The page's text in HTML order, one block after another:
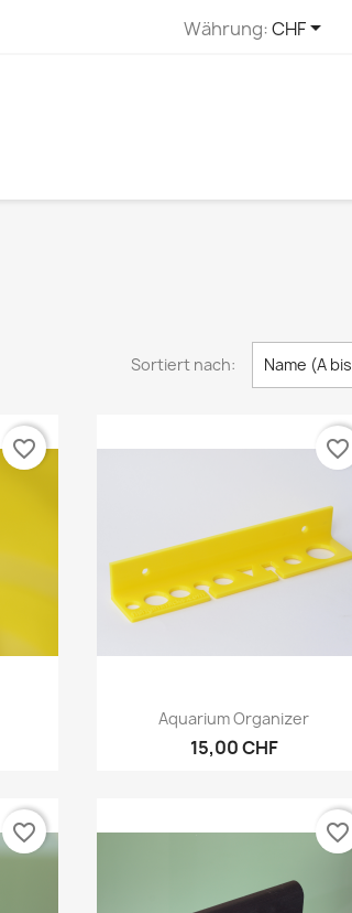
Währung:CHF
Sortiert nach: Name (A
favorite_border
Vorschau
Aquarium Organizer
15,00 CHF
favorite_border
favorite_border favorite_border